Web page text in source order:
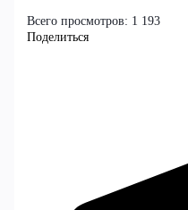
Всего просмотров: 1 193
Поделиться